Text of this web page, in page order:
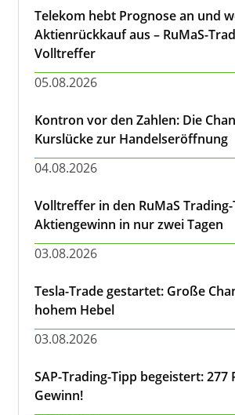
Telekom hebt Prognose an und
Aktienrückkauf aus – RuMaS-
Volltreffer
05.08.2026
Kontron vor den Zahlen: Die
Kurslücke zur Handelseröffnung
04.08.2026
Volltreffer in den RuMaS Trading-
Aktiengewinn in nur zwei Tagen
03.08.2026
Tesla-Trade gestartet: Große
hohem Hebel
03.08.2026
SAP-Trading-Tipp begeistert: 277
Gewinn!